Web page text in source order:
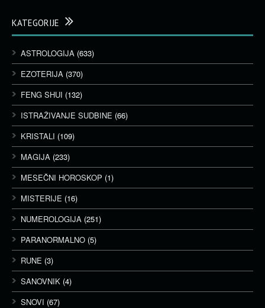
KATEGORIJE
ASTROLOGIJA (633)
EZOTERIJA (370)
FENG SHUI (132)
ISTRAŽIVANJE SUDBINE (66)
KRISTALI (109)
MAGIJA (233)
MESEČNI HOROSKOP (1)
MISTERIJE (16)
NUMEROLOGIJA (251)
PARANORMALNO (5)
RUNE (3)
SANOVNIK (4)
SNOVI (67)